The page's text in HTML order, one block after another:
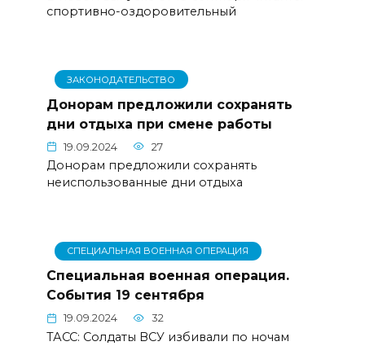
спортивно-оздоровительный
ЗАКОНОДАТЕЛЬСТВО
Донорам предложили сохранять
дни отдыха при смене работы
19.09.2024 27
Донорам предложили сохранять
неиспользованные дни отдыха
СПЕЦИАЛЬНАЯ ВОЕННАЯ ОПЕРАЦИЯ
Специальная военная операция.
События 19 сентября
19.09.2024 32
ТАСС: Солдаты ВСУ избивали по ночам